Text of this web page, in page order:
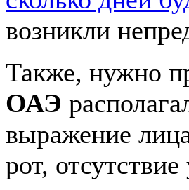
возникли
Также, нужно
ОАЭ
выражение
рот,